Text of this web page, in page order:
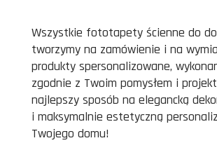
Wszystkie fototapety ścienne do
tworzymy na zamówienie i na
produkty spersonalizowane,
zgodnie z Twoim pomysłem i
najlepszy sposób na elegancką
i maksymalnie estetyczną
Twojego domu!